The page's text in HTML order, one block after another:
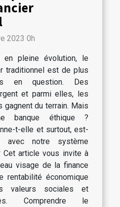
2023 0h
en pleine évolution, le
traditionnel est de plus
en question. Des
et parmi elles, les
gagnent du terrain. Mais
banque éthique ?
t-elle et surtout, est-
avec notre système
Cet article vous invite à
visage de la finance
rentabilité économique
valeurs sociales et
Comprendre le